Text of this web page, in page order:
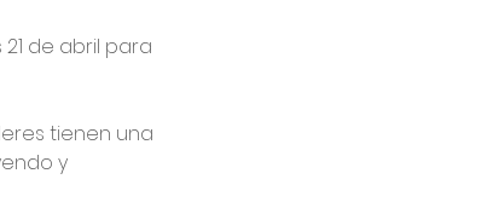
de abril para
tienen una
y